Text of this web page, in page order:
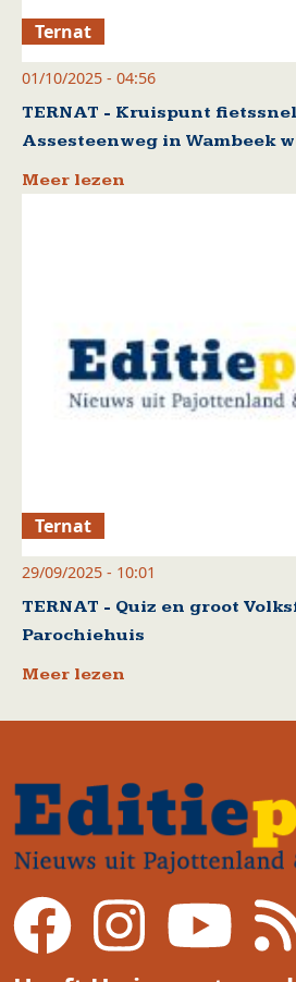
Ternat
01/10/2025 - 04:56
TERNAT - Kruispunt
Assesteenweg in Wambeek
Meer lezen
Ternat
29/09/2025 - 10:01
TERNAT - Quiz en groot
Parochiehuis
Meer lezen